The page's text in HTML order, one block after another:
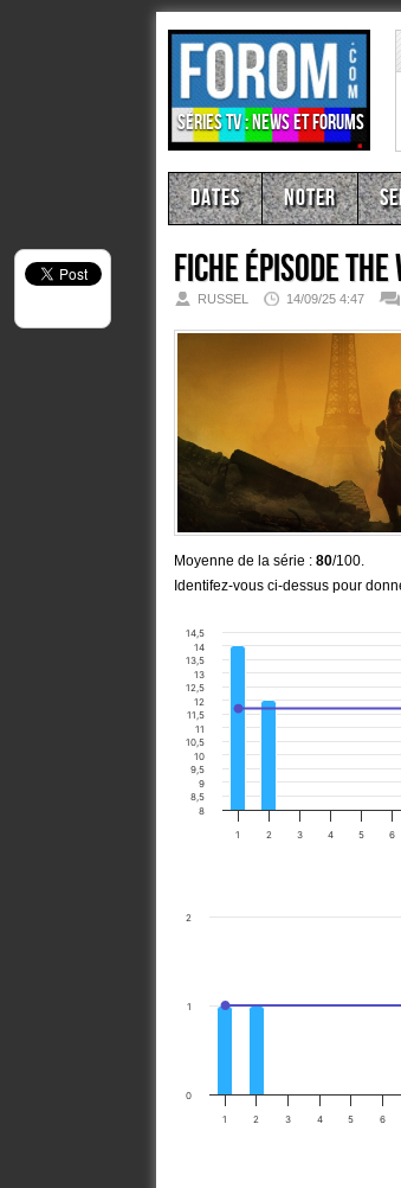
Séries TV : news et forums
Dates Noter
Fiche épisode
RUSSEL 14/09/25 4:47
Moyenne de la série : 80/100.
Identifez-vous ci-dessus pour
1 2 3 4 5 6
8
8,5
9
9,5
10
10,5
11
11,5
12
12,5
13
13,5
14
14,5
1 2 3 4 5 6
0
1
2